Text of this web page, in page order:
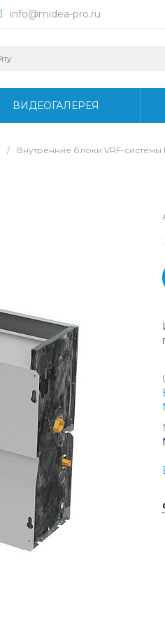
info@midea-pro.ru
ВИДЕОГАЛЕРЕЯ
/ Внутренние блоки VRF-системы